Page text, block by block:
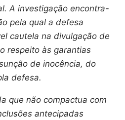
A investigação encontra-
pela qual a defesa
cautela na divulgação de
respeito às garantias
de inocência, do
defesa.
que não compactua com
antecipadas